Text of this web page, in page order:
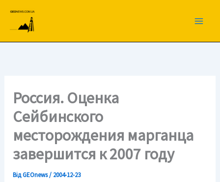
вмісту
Россия. Оценка
Сейбинского
месторождения марганца
завершится к 2007 году
ВідGEOnews/ 2004-12-23